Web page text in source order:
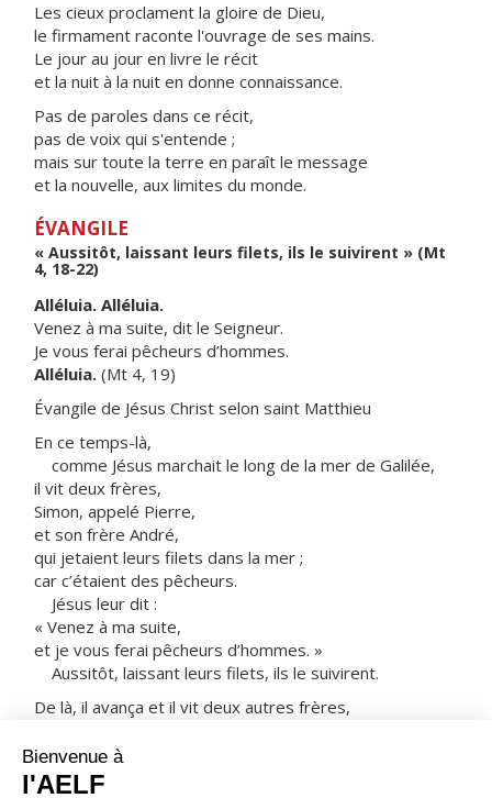
Les cieux proclament la gloire de Dieu,
le firmament raconte l'ouvrage de ses mains.
Le jour au jour en livre le récit
et la nuit à la nuit en donne connaissance.
Pas de paroles dans ce récit,
pas de voix qui s'entende ;
mais sur toute la terre en paraît le message
et la nouvelle, aux limites du monde.
ÉVANGILE
« Aussitôt, laissant leurs filets, ils le suivirent » (Mt
4, 18-22)
Alléluia. Alléluia.
Venez à ma suite, dit le Seigneur.
Je vous ferai pêcheurs d’hommes.
Alléluia. (Mt 4, 19)
Évangile de Jésus Christ selon saint Matthieu
En ce temps-là,
comme Jésus marchait le long de la mer de Galilée,
il vit deux frères,
Simon, appelé Pierre,
et son frère André,
qui jetaient leurs filets dans la mer ;
car c’étaient des pêcheurs.
Jésus leur dit :
« Venez à ma suite,
et je vous ferai pêcheurs d’hommes. »
Aussitôt, laissant leurs filets, ils le suivirent.
De là, il avança et il vit deux autres frères,
et son frère Jean,
qui étaient dans la barque avec leur père,